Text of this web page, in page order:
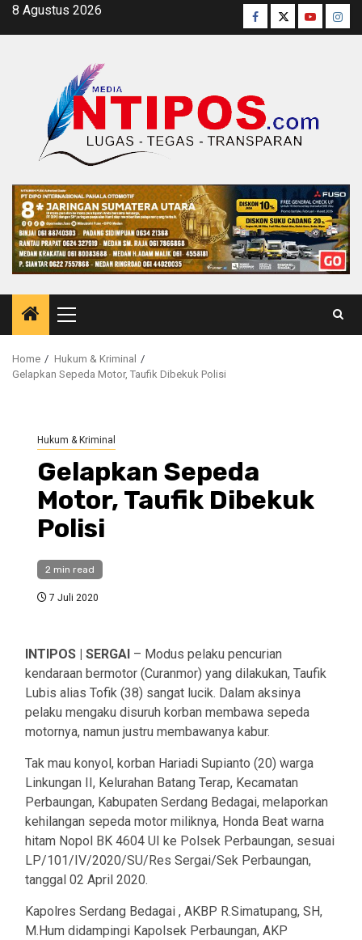
Skip8 Agustus 2026 Facebook
TwitterYoutube
Primary
Menu
Home
Hukum & Kriminal
Gelapkan Sepeda Motor, Taufik Dibekuk Polisi
Hukum & Kriminal
Gelapkan Sepeda
Motor, Taufik Dibekuk
Polisi
2 min read
7 Juli 2020
INTIPOS | SERGAI – Modus pelaku pencurian
kendaraan bermotor (Curanmor) yang dilakukan, Taufik
Lubis alias Tofik (38) sangat lucik. Dalam aksinya
pelaku mengaku disuruh korban membawa sepeda
motornya, namun justru membawanya kabur.
Tak mau konyol, korban Hariadi Supianto (20) warga
Linkungan II, Kelurahan Batang Terap, Kecamatan
Perbaungan, Kabupaten Serdang Bedagai, melaporkan
kehilangan sepeda motor miliknya, Honda Beat warna
hitam Nopol BK 4604 UI ke Polsek Perbaungan, sesuai
LP/101/IV/2020/SU/Res Sergai/Sek Perbaungan,
tanggal 02 April 2020.
Kapolres Serdang Bedagai , AKBP R.Simatupang, SH,
M.Hum didampingi Kapolsek Perbaungan, AKP